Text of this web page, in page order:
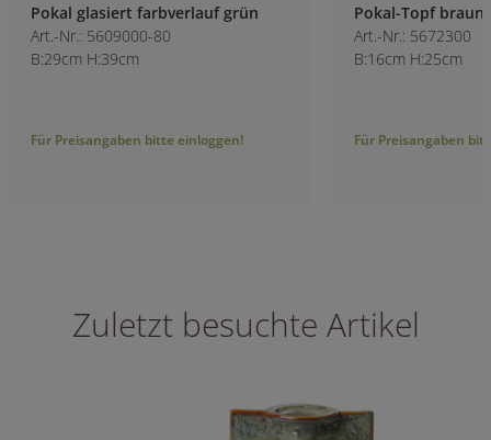
Pokal glasiert farbverlauf grün
Art.-Nr.: 5609000-80
B:29cm H:39cm
Für Preisangaben bitte einloggen!
Pokal-Topf braun
Art.-Nr.: 5672300
B:16cm H:25cm
Für Preisangaben
Zuletzt besuchte Artikel